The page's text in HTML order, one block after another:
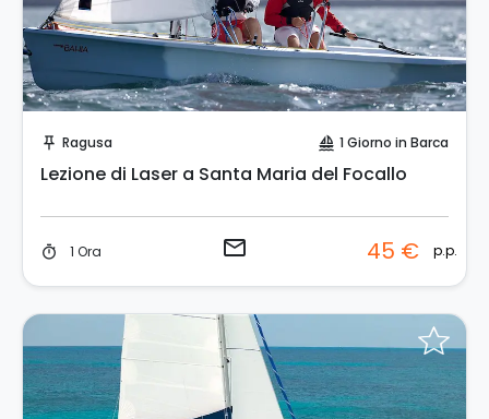
push_pin Ragusa sailing 1 Giorno in Barca
Lezione di Laser a Santa Maria del Focallo
timer 1 Ora email 45 € p.p.